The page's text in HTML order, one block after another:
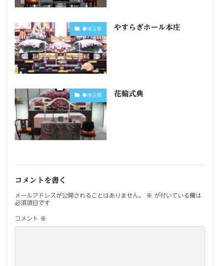
◆埼玉県 やすらぎホール本庄
◆埼玉県 花輪式典
コメントを書く
メールアドレスが公開されることはありません。 ※ が付いている欄は
必須項目です
コメント ※